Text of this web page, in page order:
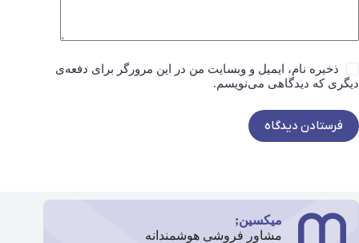
ذخیره نام، ایمیل و وبسایت من در این مرورگر برای دفعه‌ی
دیگری که دیدگاهی می‌نویسم.
فرستادن دیدگاه
میکسین;
مشاور فروشی هوشمندانه